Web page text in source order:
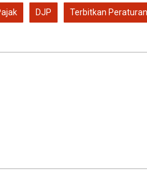
DJP Terbitkan Peraturan